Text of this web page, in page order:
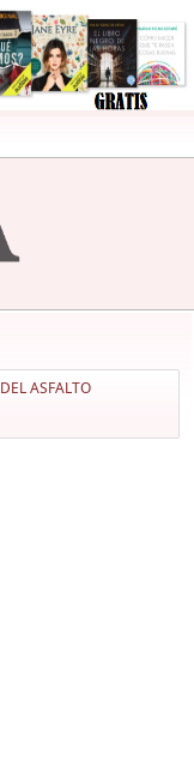
ASFALTO